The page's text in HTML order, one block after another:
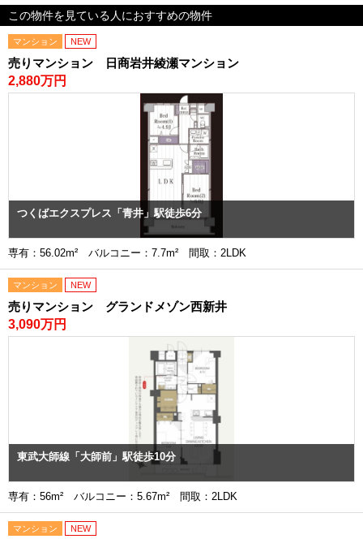
この物件を見ている人におすすめの物件
マンション NEW
売りマンション 日商岩井綾瀬マンション
2,880万円
つくばエクスプレス「青井」駅徒歩6分
専有：56.02m² バルコニー：7.7m² 間取：2LDK
マンション NEW
売りマンション グランドメゾン西新井
3,090万円
東武大師線「大師前」駅徒歩10分
専有：56m² バルコニー：5.67m² 間取：2LDK
マンション NEW